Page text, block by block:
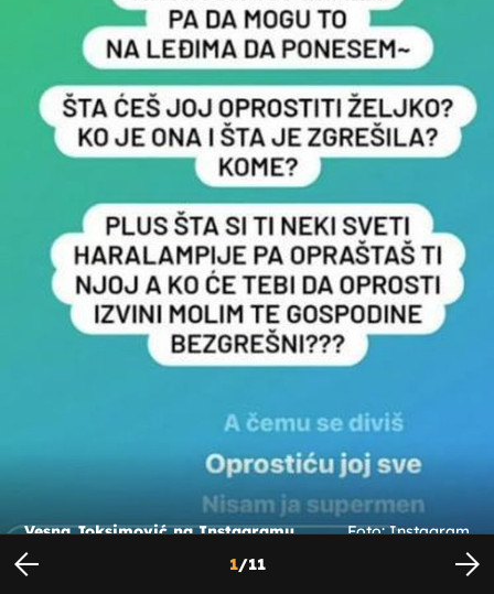
Vesna Joksimović na Instagramu
Foto: Instagram
1/11